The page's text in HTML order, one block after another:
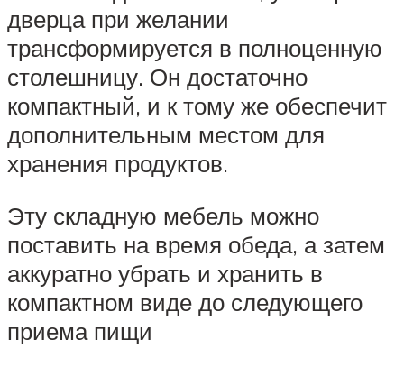
дверца при желании
трансформируется в полноценную
столешницу. Он достаточно
компактный, и к тому же обеспечит
дополнительным местом для
хранения продуктов.
Эту складную мебель можно
поставить на время обеда, а затем
аккуратно убрать и хранить в
компактном виде до следующего
приема пищи